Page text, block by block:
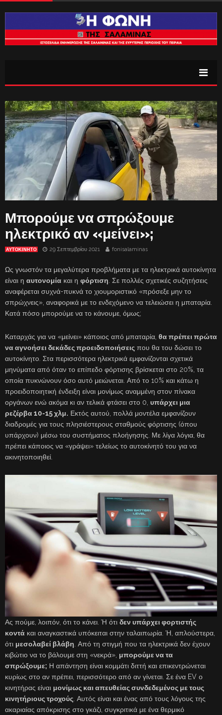
Μπορούμε να σπρώξουμε
ηλεκτρικό αν «μείνει»;
ΑΥΤΟΚΙΝΗΤΟ 29 Σεπτεμβρίου 2021 fonisalaminas
Ως γνωστόν τα μεγαλύτερα προβλήματα με τα ηλεκτρικά αυτοκίνητα
είναι η αυτονομία και η φόρτιση . Σε πολλές σχετικές συζητήσεις
αναφέρεται συχνά-πυκνά το χιουμοριστικό «πρόσεξε μην το
σπρώχνεις», αναφορικά με το ενδεχόμενο να τελειώσει η μπαταρία.
Κατά πόσο μπορούμε να το κάνουμε, όμως;
Καταρχάς για να «μείνει» κάποιος από μπαταρία, θα πρέπει πρώτα
να αγνοήσει δεκάδες προειδοποιήσεις που θα του δώσει το
αυτοκίνητο. Στα περισσότερα ηλεκτρικά εμφανίζονται σχετικά
μηνύματα από όταν το επίπεδο φόρτισης βρίσκεται στο 20%, τα
οποία πυκνώνουν όσο αυτό μειώνεται. Από το 10% και κάτω η
προειδοποιητική ένδειξη είναι μονίμως αναμμένη στον πίνακα
οργάνων ενώ ακόμα κι αν τελικά φτάσει στο 0, υπάρχει μια
ρεζέρβα 10-15 χλμ. Εκτός αυτού, πολλά μοντέλα εμφανίζουν
διαδρομές για τους πλησιέστερους σταθμούς φόρτισης (όπου
υπάρχουν) μέσω του συστήματος πλοήγησης. Με λίγα λόγια, θα
πρέπει κάποιος να «γράψει» τελείως το αυτοκίνητό του για να
ακινητοποιηθεί.
Ας πούμε, λοιπόν, ότι το κάνει. Ή ότι δεν υπάρχει φορτιστής
κοντά και αναγκαστικά υπόκειται στην ταλαιπωρία. Ή, απλούστερα,
ότι μεσολαβεί βλάβη . Από τη στιγμή που τα ηλεκτρικά δεν έχουν
κιβώτιο να το βάλουμε στη «νεκρά», μπορούμε να τα
σπρώξουμε; Η απάντηση είναι κομμάτι διττή και επικεντρώνεται
κυρίως στο αν πρέπει, περισσότερο από αν γίνεται. Σε ένα EV ο
κινητήρας είναι μονίμως και απευθείας συνδεδεμένος με τους
κινητήριους τροχούς . Αυτός είναι και ένας από τους λόγους της
ακαριαίας απόκρισης στο γκάζι, συγκριτικά με ένα θερμικό